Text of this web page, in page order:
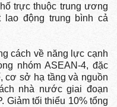
trực thuộc trung ương
động trung bình cả
cách về năng lực cạnh
nhóm ASEAN-4, đặc
cơ sở hạ tầng và nguồn
nhà nước giai đoạn
Giảm tối thiểu 10% tổng